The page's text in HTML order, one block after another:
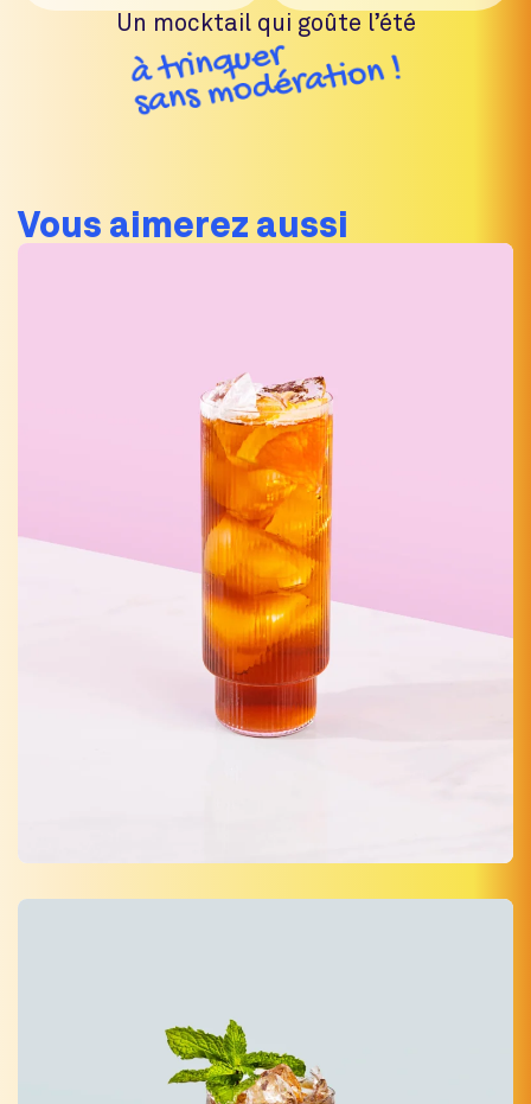
Un mocktail qui goûte l’été
Vous aimerez aussi